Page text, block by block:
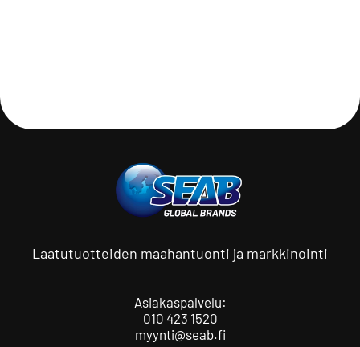
Laatutuotteiden maahantuonti ja markkinointi
Asiakaspalvelu:
010 423 1520
myynti@seab.fi